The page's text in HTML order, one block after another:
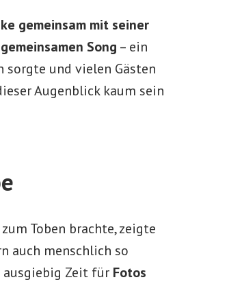
gemeinsam mit seiner
gemeinsamen Song – ein
und vielen Gästen
Augenblick kaum sein
Toben brachte, zeigte
auch menschlich so
ausgiebig Zeit für Fotos